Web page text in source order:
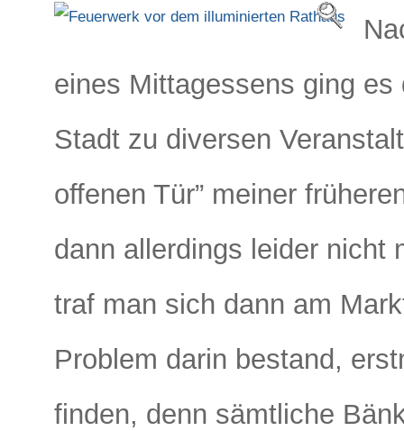
eines Mittagessens ging
Stadt zu diversen
offenen Tür” meiner
dann allerdings leider nicht
traf man sich dann am
Problem darin bestand,
finden, denn sämtliche